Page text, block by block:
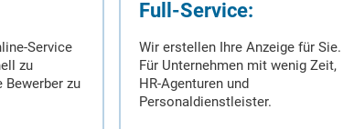
Service
zu
Bewerber zu
Full-Service:
Wir erstellen Ihre Anzeige für Sie.
Für Unternehmen mit wenig Zeit,
HR-Agenturen und
Personaldienstleister.